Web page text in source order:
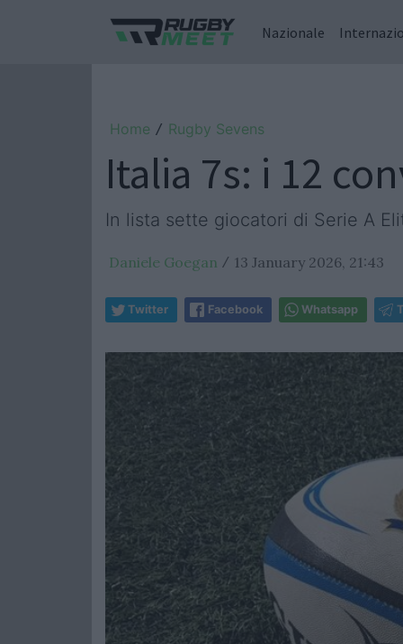
Nazionale
Home / Rugby Sevens
Italia 7s: i 12
In lista sette giocatori di Serie A
Daniele Goegan / 13 January 2026, 21:43
Twitter Facebook Whatsapp